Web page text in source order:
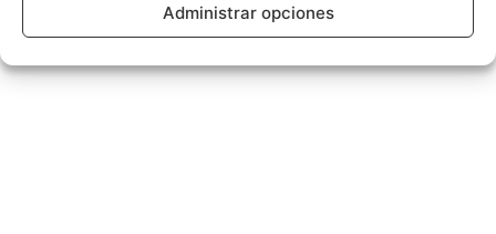
Administrar opciones